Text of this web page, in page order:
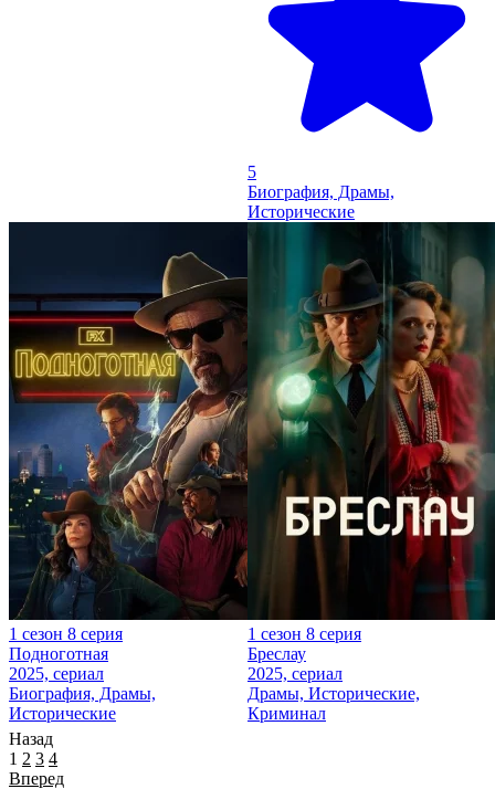
5
Биография, Драмы,
Исторические
1 сезон 8 серия
Подноготная
2025, сериал
Биография, Драмы,
Исторические
1 сезон 8 серия
Бреслау
2025, сериал
Драмы, Исторические,
Криминал
Назад
1 2 3 4
Вперед